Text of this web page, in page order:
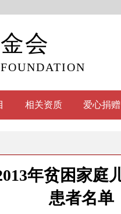
会
相关资质 爱心捐赠